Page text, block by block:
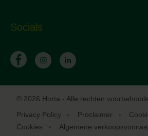
Socials
© 2026 Horta - Alle rechten
Privacy Policy
Proclaimer
Cookies
Algemene